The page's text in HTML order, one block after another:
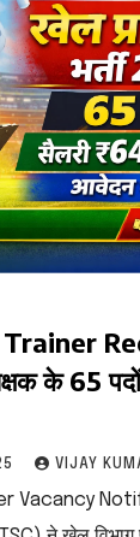
Trainer
के 65
VIJAY
Vacancy